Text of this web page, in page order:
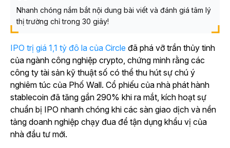
Nhanh chóng nắm bắt nội dung bài viết và đánh giá tâm lý
thị trường chỉ trong 30 giây!
IPO trị giá 1,1 tỷ đô la của Circle đã phá vỡ trần thủy tinh
của ngành công nghiệp crypto, chứng minh rằng các
công ty tài sản kỹ thuật số có thể thu hút sự chú ý
nghiêm túc của Phố Wall. Cổ phiếu của nhà phát hành
stablecoin đã tăng gần 290% khi ra mắt, kích hoạt sự
chuẩn bị IPO nhanh chóng khi các sàn giao dịch và nền
tảng doanh nghiệp chạy đua để tận dụng khẩu vị của
nhà đầu tư mới.